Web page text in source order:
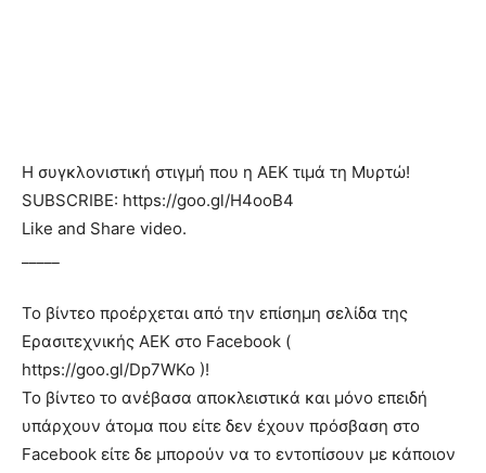
Η συγκλονιστική στιγμή που η ΑΕΚ τιμά τη Μυρτώ!
SUBSCRIBE: https://goo.gl/H4ooB4
Like and Share video.
Το βίντεο προέρχεται από την επίσημη σελίδα της
Ερασιτεχνικής ΑΕΚ στο Facebook (
https://goo.gl/Dp7WKo )!
Το βίντεο το ανέβασα αποκλειστικά και μόνο επειδή
υπάρχουν άτομα που είτε δεν έχουν πρόσβαση στο
Facebook είτε δε μπορούν να το εντοπίσουν με κάποιον